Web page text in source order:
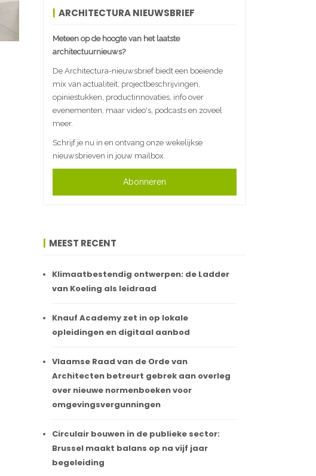
ARCHITECTURA NIEUWSBRIEF
Meteen op de hoogte van het laatste
architectuurnieuws?
De Architectura-nieuwsbrief biedt een boeiende
mix van actualiteit, projectbeschrijvingen,
opiniestukken, productinnovaties, info over
evenementen, maar video's, podcasts en zoveel
meer.
Schrijf je nu in en ontvang onze wekelijkse
nieuwsbrieven in jouw mailbox.
Abonneren
MEEST RECENT
Klimaatbestendig ontwerpen: de Ladder
van Koeling als leidraad
Knauf Academy zet in op lokale
opleidingen en digitaal aanbod
Vlaamse Raad van de Orde van
Architecten betreurt gebrek aan overleg
over nieuwe normenboeken voor
omgevingsvergunningen
Circulair bouwen in de publieke sector:
Brussel maakt balans op na vijf jaar
begeleiding